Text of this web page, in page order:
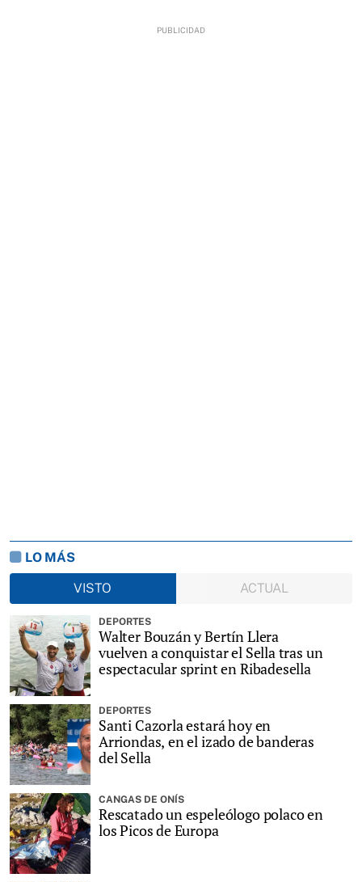
LO MÁS
VISTO
ACTUAL
DEPORTES
Walter Bouzán y Bertín Llera
vuelven a conquistar el Sella tras un
espectacular sprint en Ribadesella
DEPORTES
Santi Cazorla estará hoy en
Arriondas, en el izado de banderas
del Sella
CANGAS DE ONÍS
Rescatado un espeleólogo polaco en
los Picos de Europa